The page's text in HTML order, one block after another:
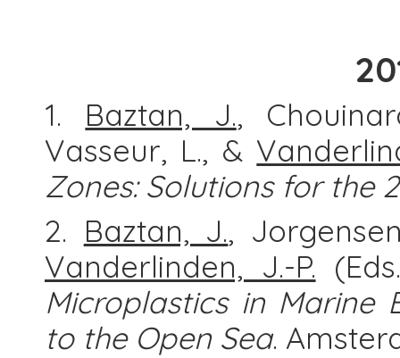
1. Baztan, J.,
Vasseur, L., &
Zones: Solutions for the
2. Baztan, J.,
Vanderlinden, J.-P.
Microplastics in Marine
to the Open Sea.